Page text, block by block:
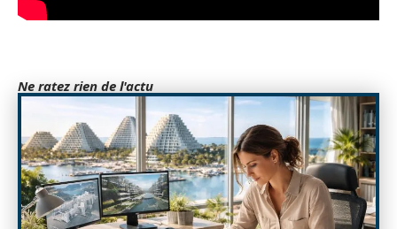
Ne ratez rien de l'actu